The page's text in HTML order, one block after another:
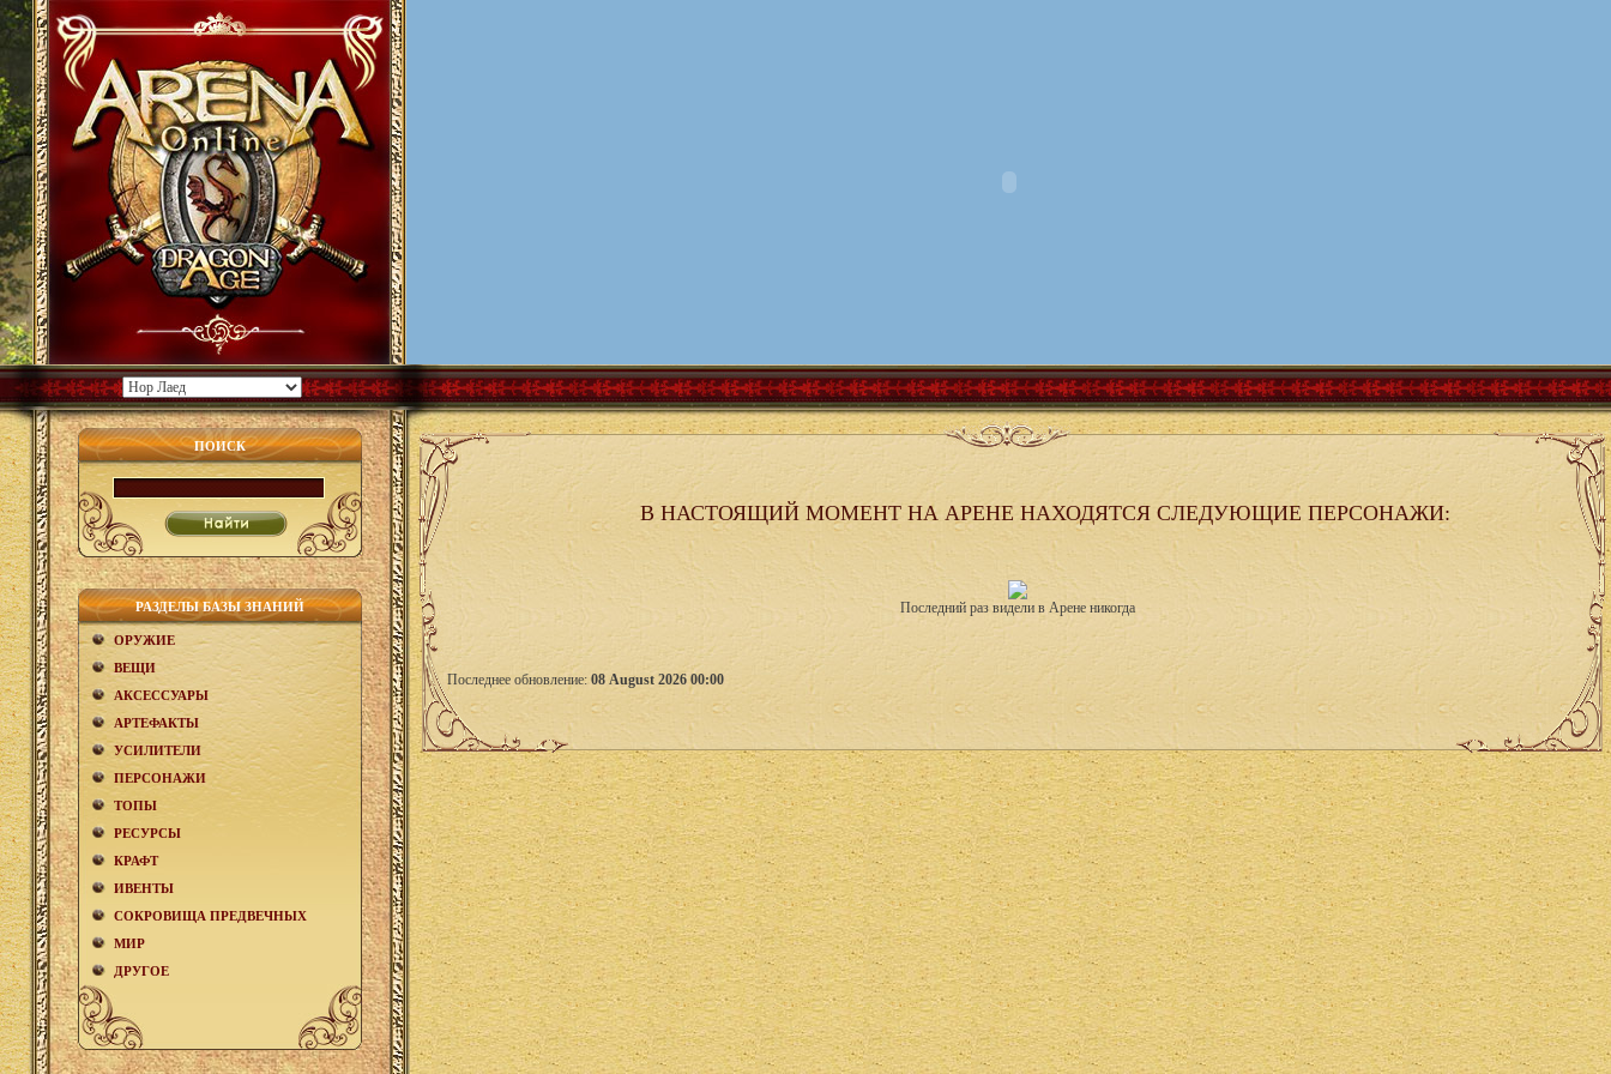
ПОИСК
РАЗДЕЛЫ БАЗЫ ЗНАНИЙ
ОРУЖИЕ
ВЕЩИ
АКCЕСCУАРЫ
АРТЕФАКТЫ
УСИЛИТЕЛИ
ПЕРСОНАЖИ
ТОПЫ
РЕСУРСЫ
КРАФТ
ИВЕНТЫ
СОКРОВИЩА ПРЕДВЕЧНЫХ
МИР
ДРУГОЕ
В НАСТОЯЩИЙ МОМЕНТ НА АРЕНЕ НАХОДЯТСЯ СЛЕДУЮЩИЕ ПЕРСОНАЖИ:
Последний раз видели в Арене никогда
Последнее обновление: 08 August 2026 00:00